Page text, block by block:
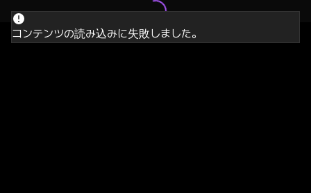
コンテンツの読み込みに失敗しました。